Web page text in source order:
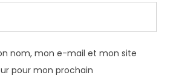
nom, mon e-mail et mon site
pour mon prochain